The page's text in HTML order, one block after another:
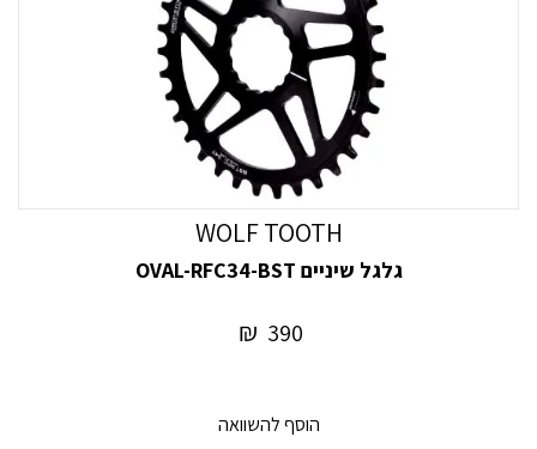
WOLF TOOTH
גלגל שיניים OVAL-RFC34-BST
390
₪
הוסף להשוואה